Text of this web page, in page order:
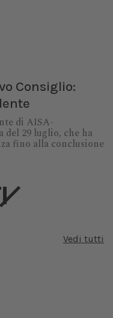
Consiglio:
di AISA-
del 29 luglio, che ha
fino alla conclusione
Vedi tutti